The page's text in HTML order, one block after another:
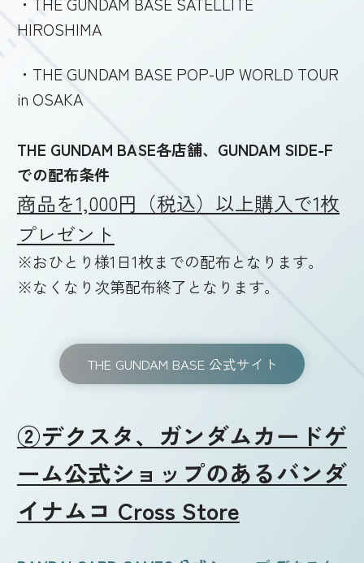
HIROSHIMA
・THE GUNDAM BASE POP-UP WORLD TOUR
in OSAKA
THE GUNDAM BASE各店舗、GUNDAM SIDE-F
での配布条件
商品を1,000円（税込）以上購入で1枚
プレゼント
※おひとり様1日1枚までの配布となります。
※なくなり次第配布終了となります。
THE GUNDAM BASE 公式サイト
②デクスタ、ガンダムカードゲ
ーム公式ショップのあるバンダ
イナムコ Cross Store